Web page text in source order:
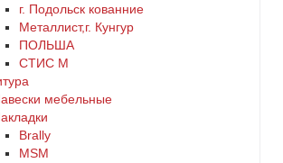
г. Подольск кованние
Металлист,г. Кунгур
ПОЛЬША
СТИС М
мебельные
Brally
MSM